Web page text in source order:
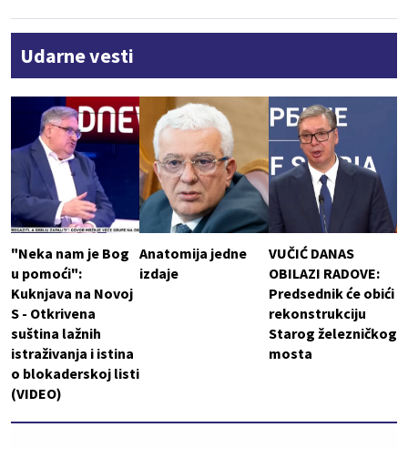
Udarne vesti
"Neka nam je Bog
u pomoći":
Kuknjava na Novoj
S - Otkrivena
suština lažnih
istraživanja i istina
o blokaderskoj listi
(VIDEO)
Anatomija jedne
izdaje
VUČIĆ DANAS
OBILAZI RADOVE:
Predsednik će obići
rekonstrukciju
Starog železničkog
mosta